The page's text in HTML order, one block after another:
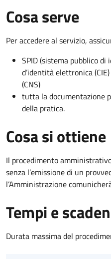
Cosa serve
Per accedere al servizio,
SPID (sistema pubblico
d’identità elettronica
(CNS)
tutta la documentazione
della pratica.
Cosa si ottiene
Il procedimento
senza l’emissione di un
l’Amministrazione
Tempi e
Durata massima del